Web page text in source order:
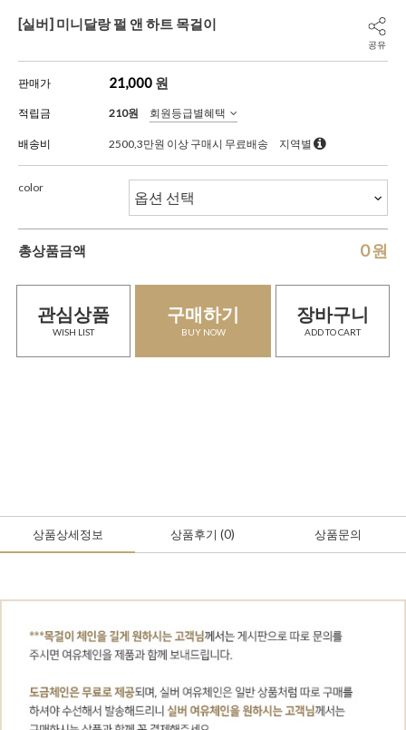
[실버] 미니달랑 펄 앤 하트 목걸이
공유
판매가 21,000 원
적립금 210원 회원등급별혜택
배송비 2500,3만원 이상 구매시 무료배송 지역별
color
총상품금액 0원
관심상품
WISH LIST
구매하기
BUY NOW
장바구니
ADD TO CART
상품상세정보 상품후기 (0) 상품문의